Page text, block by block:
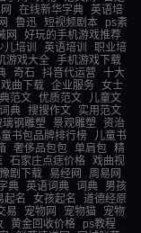
在线新华字典 英语培
鲁迅 短视频剧本
ps素
网
好玩的手机游戏推荐
儿培训 英语培训
职业培
游戏大全
手机游戏下载
奇石 抖音代运营 十大
戏曲下载 企业服务
女士
范文 优质范文
儿童文
词典 搜搜作文
实用范文
璃钢雕塑 景观雕塑
资治
童书包品牌排行榜
儿童书
奢侈品包包 单肩包 精
石家庄点痣价格 戏曲视
豫剧下载 易经网
周易网
典 英语词典 词典
男孩
起名 女孩起名
道德经原
易 宠物网 宠物猫
宠物
黄金回收价格
ps教程